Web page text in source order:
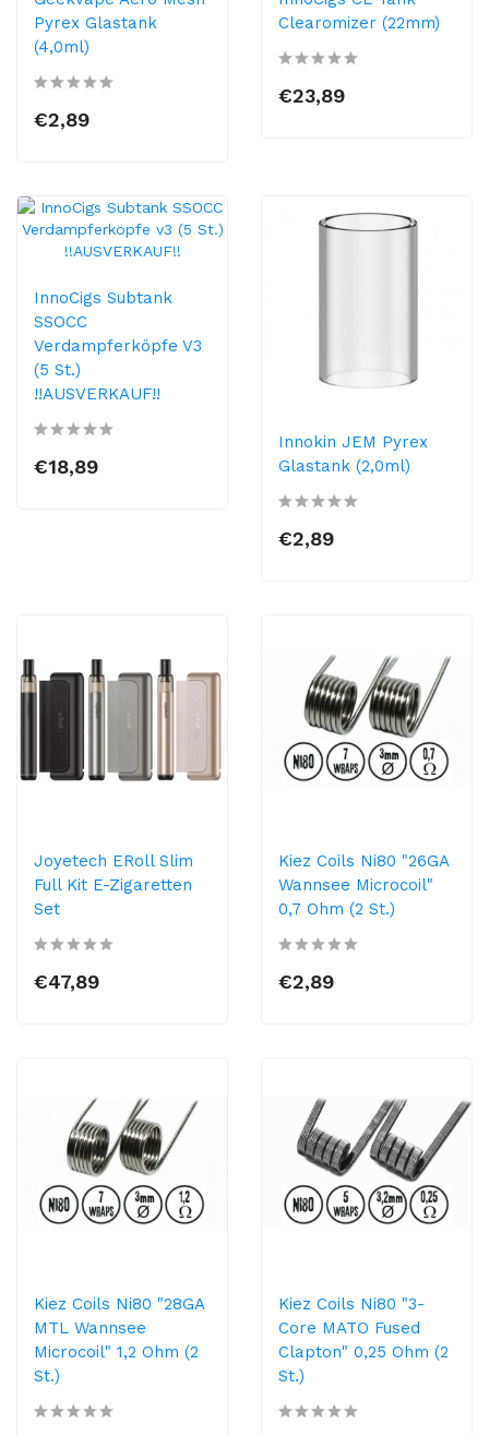
Pyrex Glastank
(4,0ml)
€2,89
Clearomizer (22mm)
€23,89
InnoCigs Subtank
SSOCC
Verdampferköpfe V3
(5 St.)
!!AUSVERKAUF!!
€18,89
Innokin JEM Pyrex
Glastank (2,0ml)
€2,89
Joyetech ERoll Slim
Full Kit E-Zigaretten
Set
€47,89
Kiez Coils Ni80 "26GA
Wannsee Microcoil"
0,7 Ohm (2 St.)
€2,89
Kiez Coils Ni80 "28GA
MTL Wannsee
Microcoil" 1,2 Ohm (2
St.)
Kiez Coils Ni80 "3-
Core MATO Fused
Clapton" 0,25 Ohm (2
St.)